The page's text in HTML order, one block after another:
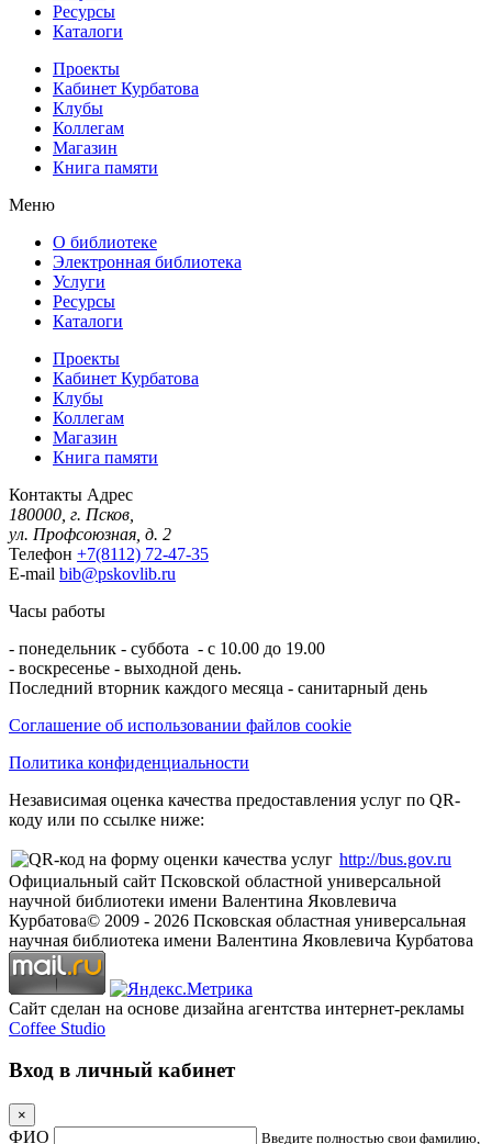
Ресурсы
Каталоги
Проекты
Кабинет Курбатова
Клубы
Коллегам
Магазин
Книга памяти
Меню
О библиотеке
Электронная библиотека
Услуги
Ресурсы
Каталоги
Проекты
Кабинет Курбатова
Клубы
Коллегам
Магазин
Книга памяти
Контакты Адрес
180000, г. Псков,
ул. Профсоюзная, д. 2
Телефон +7(8112) 72-47-35
E-mail bib@pskovlib.ru
Часы работы
- понедельник - суббота - с 10.00 до 19.00
- воскресенье - выходной день.
Последний вторник каждого месяца - санитарный день
Соглашение об использовании файлов cookie
Политика конфиденциальности
Независимая оценка качества предоставления услуг по QR-
коду или по ссылке ниже:
http://bus.gov.ru
Официальный сайт Псковской областной универсальной
научной библиотеки имени Валентина Яковлевича
Курбатова© 2009 - 2026 Псковская областная универсальная
научная библиотека имени Валентина Яковлевича Курбатова
Сайт сделан на основе дизайна агентства интернет-рекламы
Coffee Studio
Вход в личный кабинет
×
ФИО Введите полностью свои фамилию,